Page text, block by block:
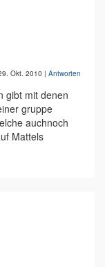
Okt. 2010 | Antworten
gibt mit denen
gruppe
auchnoch
Mattels